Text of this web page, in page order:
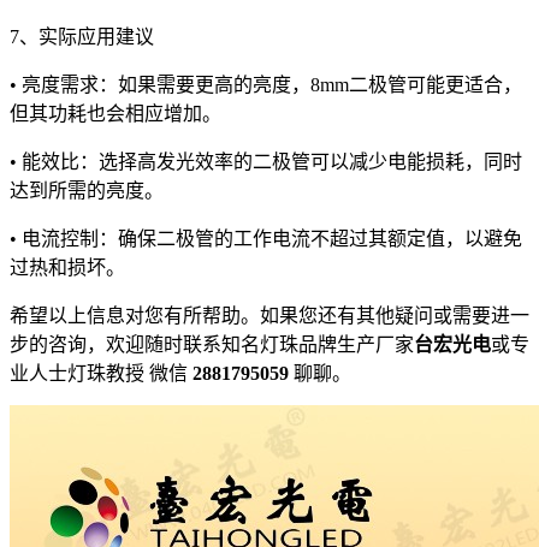
7、实际应用建议
• 亮度需求：如果需要更高的亮度，8mm二极管可能更适合，
但其功耗也会相应增加。
• 能效比：选择高发光效率的二极管可以减少电能损耗，同时
达到所需的亮度。
• 电流控制：确保二极管的工作电流不超过其额定值，以避免
过热和损坏。
希望以上信息对您有所帮助。如果您还有其他疑问或需要进一
步的咨询，欢迎随时联系知名灯珠品牌生产厂家台宏光电或专
业人士灯珠教授 微信 2881795059 聊聊。